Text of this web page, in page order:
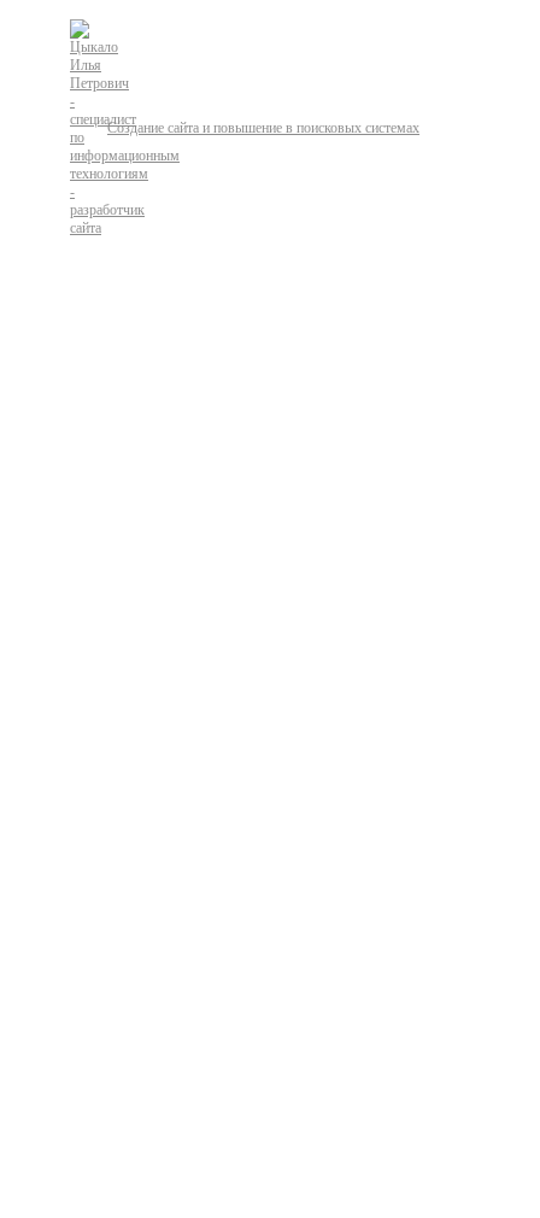
Создание сайта и повышение в поисковых системах